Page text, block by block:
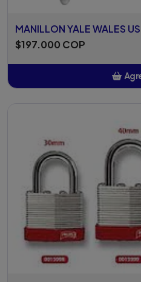
MANILLON YALE WALES
$197.000 COP